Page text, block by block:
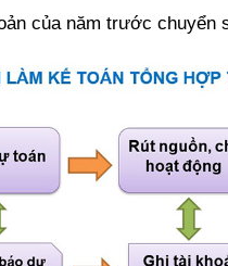
của năm trước chuyển